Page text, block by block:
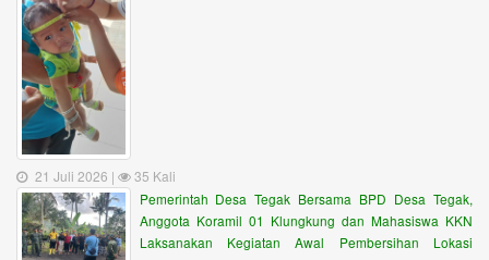
21 Juli 2026 |
35 Kali
Pemerintah Desa Tegak Bersama BPD Desa Tegak,
Anggota Koramil 01 Klungkung dan Mahasiswa KKN
Laksanakan Kegiatan Awal Pembersihan Lokasi